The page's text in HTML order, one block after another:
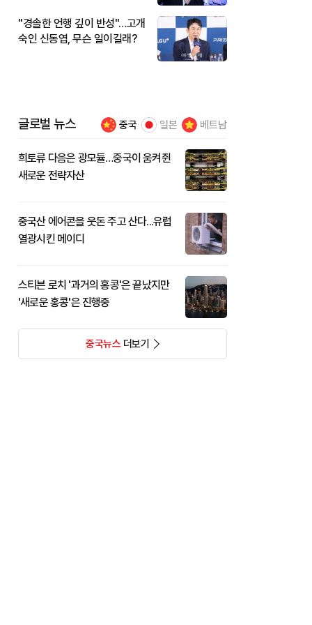
"경솔한 언행 깊이 반성"…고개
숙인 신동엽, 무슨 일이길래?
글로벌 뉴스 중국 일본 베트남
희토류 다음은 광모듈…중국이 움켜쥔
새로운 전략자산
중국산 에어콘을 웃돈 주고 산다...유럽
열광시킨 메이디
스티븐 로치 '과거의 홍콩'은 끝났지만
'새로운 홍콩'은 진행중
중국뉴스더보기